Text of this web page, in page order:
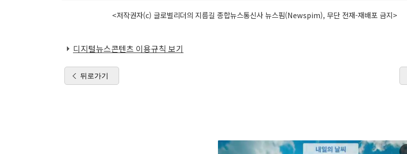
<저작권자(c) 글로벌리더의 지름길 종합뉴스통신사 뉴스핌(Newspim), 무단 전재-재배포 금지>
디지털뉴스콘텐츠 이용규칙 보기
뒤로가기